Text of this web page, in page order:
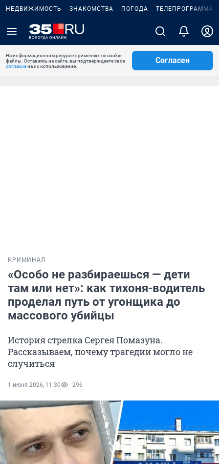
НЕДВИЖИМОСТЬ ЗНАКОМСТВА ПОГОДА ТЕЛЕПРОГРАММА
На информационном ресурсе применяются cookie-
файлы. Оставаясь на сайте, вы подтверждаете свое
согласиена их использование.
Согласен
КРИМИНАЛ
«Особо не разбираешься — дети
там или нет»: как тихоня-водитель
проделал путь от угонщика до
массового убийцы
История стрелка Сергея Помазуна.
Рассказываем, почему трагедии могло не
случиться
1 июня 2026, 11:30 296